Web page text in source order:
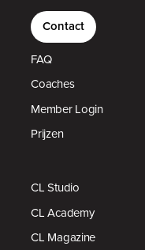
Contact
FAQ
Coaches
Member Login
Prijzen
CL Studio
CL Academy
CL Magazine